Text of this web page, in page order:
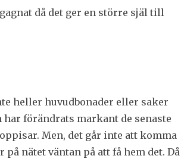
då det ger en större själ till
heller huvudbonader eller saker
förändrats markant de senaste
Men, det går inte att komma
nätet väntan på att få hem det. Då